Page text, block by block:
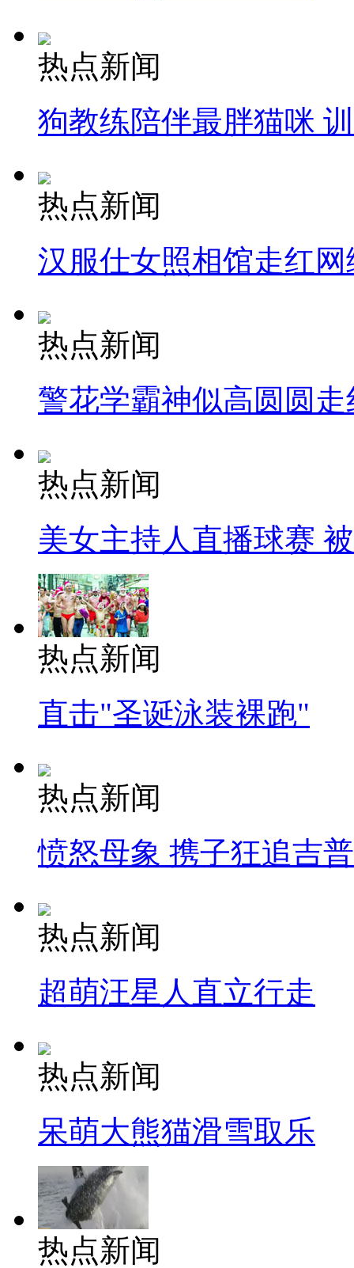
热点新闻
狗教练陪伴最胖猫咪
热点新闻
汉服仕女照相馆走红网
热点新闻
警花学霸神似高圆圆走
热点新闻
美女主持人直播球赛
热点新闻
直击"圣诞泳装裸跑"
热点新闻
愤怒母象 携子狂追吉
热点新闻
超萌汪星人直立行走
热点新闻
呆萌大熊猫滑雪取乐
热点新闻